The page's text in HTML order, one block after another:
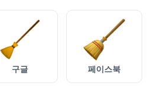
구글 페이스북